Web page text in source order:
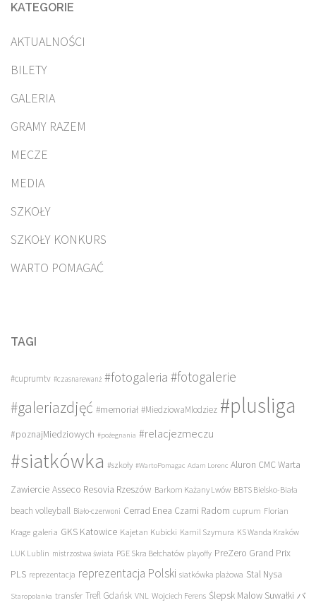
KATEGORIE
AKTUALNOŚCI
BILETY
GALERIA
GRAMY RAZEM
MECZE
MEDIA
SZKOŁY
SZKOŁY KONKURS
WARTO POMAGAĆ
TAGI
#cuprumtv #czasnarewanż #fotogaleria #fotogalerie
#galeriazdjęć #memoriał #MiedziowaMlodziez #plusliga
#poznajMiedziowych #pożegnania #relacjezmeczu
#siatkówka #szkoły #WartoPomagac Adam Lorenc Aluron CMC Warta
Zawiercie Asseco Resovia Rzeszów Barkom Każany Lwów BBTS Bielsko-Biała
beach volleyball Biało-czerwoni Cerrad Enea Czarni Radom cuprum Florian
Krage galeria GKS Katowice Kajetan Kubicki Kamil Szymura KS Wanda Kraków
LUK Lublin mistrzostwa świata PGE Skra Bełchatów playoffy PreZero Grand Prix
PLS reprezentacja reprezentacja Polski siatkówka plażowa Stal Nysa
Staropolanka transfer Trefl Gdańsk VNL Wojciech Ferens Ślepsk Malow Suwałki バ